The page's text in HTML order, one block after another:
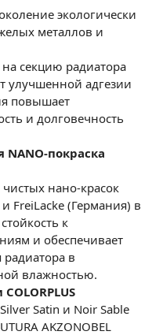
экологически
металлов и
секцию радиатора
улучшенной адгезии
повышает
и долговечность
NANO-покраска
нано-красок
FreiLacke (Германия) в
к
и обеспечивает
в
влажностью.
Satin и Noir Sable
AKZONOBEL